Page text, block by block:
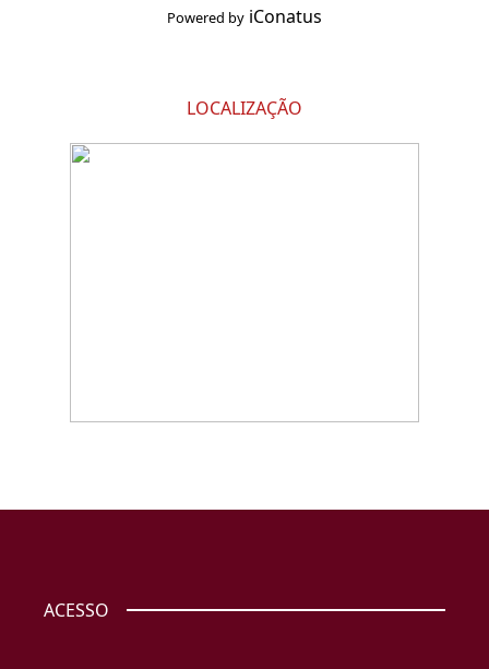
Powered by iConatus
LOCALIZAÇÃO
ACESSO